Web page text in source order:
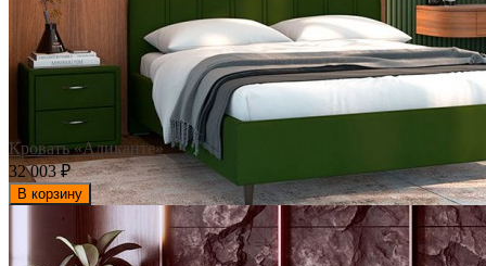
Кровать «Аликанте»
32 003₽
В корзину